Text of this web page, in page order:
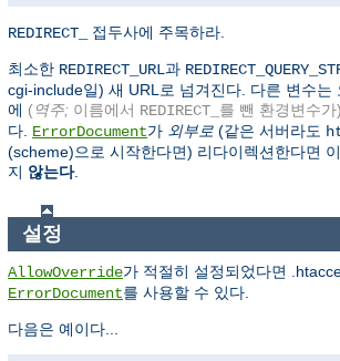
REDIRECT_ 접두사에 주목하라.
최소한 REDIRECT_URL과
cgi-include일) 새 URL로 넘겨진다. 다른 변수는
에 (역주; 이름에서 REDIRECT_ 를 뺀 환경변수가)
다. ErrorDocument가 외부로 (같은 서버라도
(scheme)으로 시작한다면) 리다이렉션한다면
지 않는다.
설정
AllowOverride가 적절히 설정되었다면
ErrorDocument를 사용할 수 있다.
다음은 예이다...